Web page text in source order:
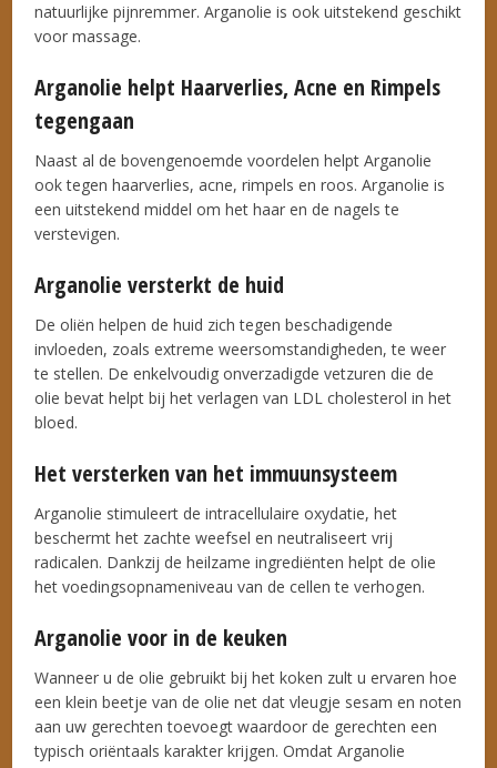
natuurlijke pijnremmer. Arganolie is ook uitstekend geschikt
voor massage.
Arganolie helpt Haarverlies, Acne en Rimpels
tegengaan
Naast al de bovengenoemde voordelen helpt Arganolie
ook tegen haarverlies, acne, rimpels en roos. Arganolie is
een uitstekend middel om het haar en de nagels te
verstevigen.
Arganolie versterkt de huid
De oliën helpen de huid zich tegen beschadigende
invloeden, zoals extreme weersomstandigheden, te weer
te stellen. De enkelvoudig onverzadigde vetzuren die de
olie bevat helpt bij het verlagen van LDL cholesterol in het
bloed.
Het versterken van het immuunsysteem
Arganolie stimuleert de intracellulaire oxydatie, het
beschermt het zachte weefsel en neutraliseert vrij
radicalen. Dankzij de heilzame ingrediënten helpt de olie
het voedingsopnameniveau van de cellen te verhogen.
Arganolie voor in de keuken
Wanneer u de olie gebruikt bij het koken zult u ervaren hoe
een klein beetje van de olie net dat vleugje sesam en noten
aan uw gerechten toevoegt waardoor de gerechten een
typisch oriëntaals karakter krijgen. Omdat Arganolie